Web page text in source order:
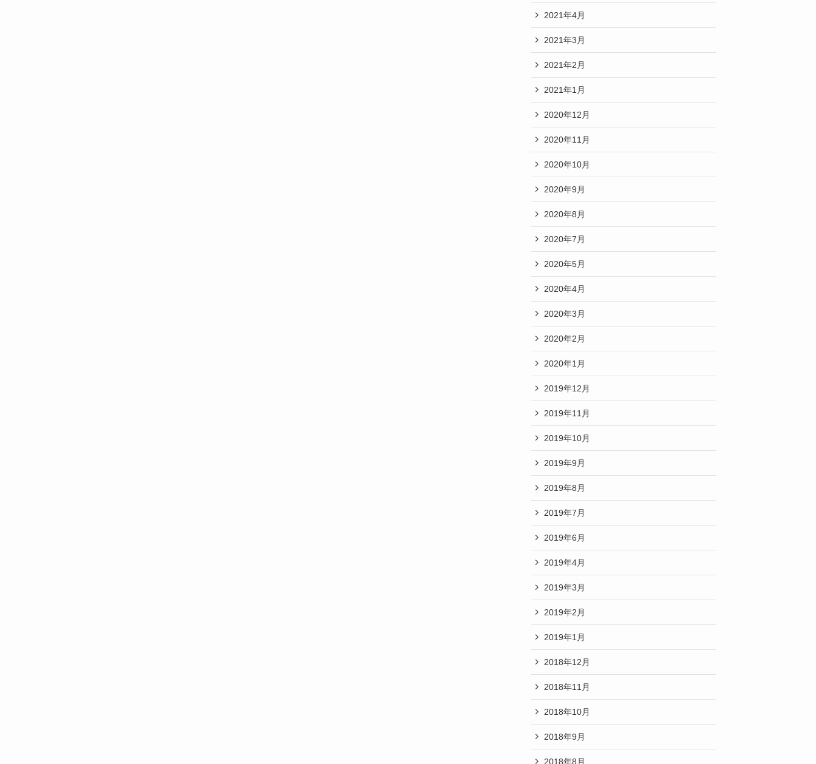
2021年4月
2021年3月
2021年2月
2021年1月
2020年12月
2020年11月
2020年10月
2020年9月
2020年8月
2020年7月
2020年5月
2020年4月
2020年3月
2020年2月
2020年1月
2019年12月
2019年11月
2019年10月
2019年9月
2019年8月
2019年7月
2019年6月
2019年4月
2019年3月
2019年2月
2019年1月
2018年12月
2018年11月
2018年10月
2018年9月
2018年8月